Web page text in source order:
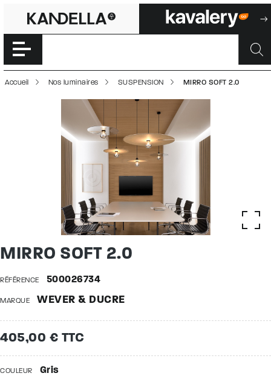
MIRRO SOFT
Accéder directement au contenu de la page
Accueil Nos luminaires SUSPENSION MIRRO SOFT 2.0
MIRRO SOFT 2.0
RÉFÉRENCE 500026734
MARQUE WEVER & DUCRE
405,00 € TTC
COULEUR Gris